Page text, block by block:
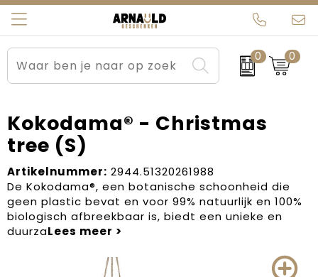
0 0
Relatiegeschenken
Sportkleding
Werkkleding
Kleding en textiel
Tassen
Beurs en Evenementen
Brievenbuspakketten
Carnaval
Dag van de Zorg
Kerstartikelen
Arnauld Kerstpakketten
MijnEigenKadootje
Ons team
Contact
Blogs
Kokodama® - Christmas
tree (S)
Artikelnummer: 2944.51320261988
De Kokodama®, een botanische schoonheid die
geen plastic bevat en voor 99% natuurlijk en 100%
biologisch afbreekbaar is, biedt een unieke en
duurza